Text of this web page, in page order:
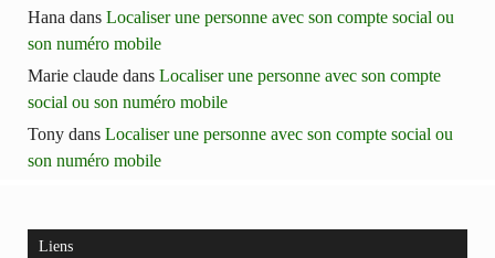
Hana dans Localiser une personne avec son compte social ou
son numéro mobile
Marie claude dans Localiser une personne avec son compte
social ou son numéro mobile
Tony dans Localiser une personne avec son compte social ou
son numéro mobile
Liens